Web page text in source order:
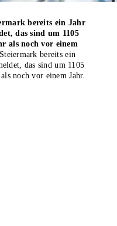
bereits ein Jahr
das sind um 1105
als noch vor einem
bereits ein
das sind um 1105
noch vor einem Jahr.